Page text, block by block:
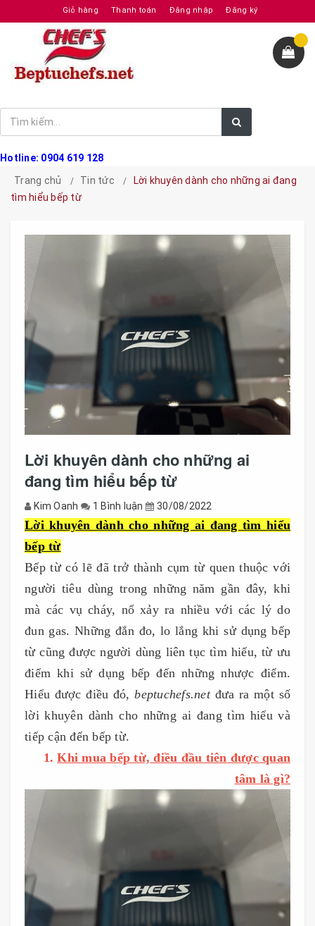
Giỏ hàng Thanh toán Đăng nhập Đăng ký
Hotline: 0904 619 128
Trang chủ
Tin tức
Lời khuyên dành cho những ai đang
tìm hiểu bếp từ
Lời khuyên dành cho những ai
đang tìm hiểu bếp từ
Kim Oanh 1 Bình luận 30/08/2022
Lời khuyên dành cho những ai đang tìm hiểu
bếp từ
Bếp từ có lẽ đã trở thành cụm từ quen thuộc với
người tiêu dùng trong những năm gần đây, khi
mà các vụ cháy, nổ xảy ra nhiều với các lý do
đun gas. Những đắn đo, lo lắng khi sử dụng bếp
từ cũng được người dùng liên tục tìm hiểu, từ ưu
điểm khi sử dụng bếp đến những nhược điểm.
Hiểu được điều đó,beptuchefs.netđưa ra một số
lời khuyên dành cho những ai đang tìm hiểu và
tiếp cận đến bếp từ.
1.Khi mua bếp từ, điều đầu tiên được quan
tâm là gì?